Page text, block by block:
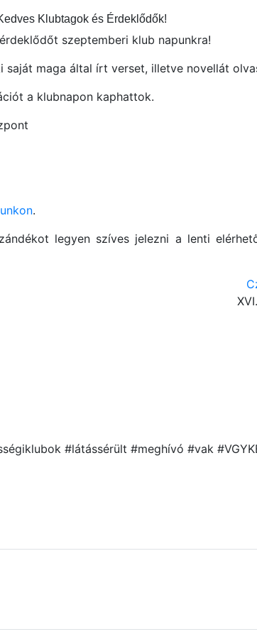
Klubtagok és Érdeklődők!
szeptemberi klub napunkra!
saját maga által írt verset, illetve novellát
a klubnapon kaphattok.
.
legyen szíves jelezni a lenti
#látássérült #meghívó #vak